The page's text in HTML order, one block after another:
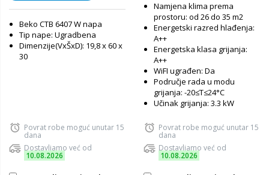
Beko CTB 6407 W napa
Tip nape: Ugradbena
Dimenzije(VxŠxD): 19,8 x 60 x
30
Povrat robe moguć unutar 15
dana
Dostavljamo već od
10.08.2026
Namjena klima prema
prostoru: od 26 do 35 m2
Energetski razred hlađenja:
A++
Energetska klasa grijanja:
A++
WiFI ugrađen: Da
Područje rada u modu
grijanja: -20≤T≤24°C
Učinak grijanja: 3.3 kW
Povrat robe moguć unutar 15
dana
Dostavljamo već od
10.08.2026